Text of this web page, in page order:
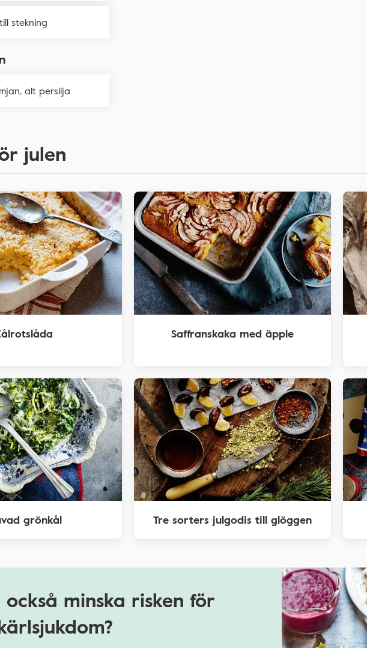
stekning
alt persilja
julen
Saffranskaka med äpple
grönkål Tre sorters julgodis till glöggen
minska risken för